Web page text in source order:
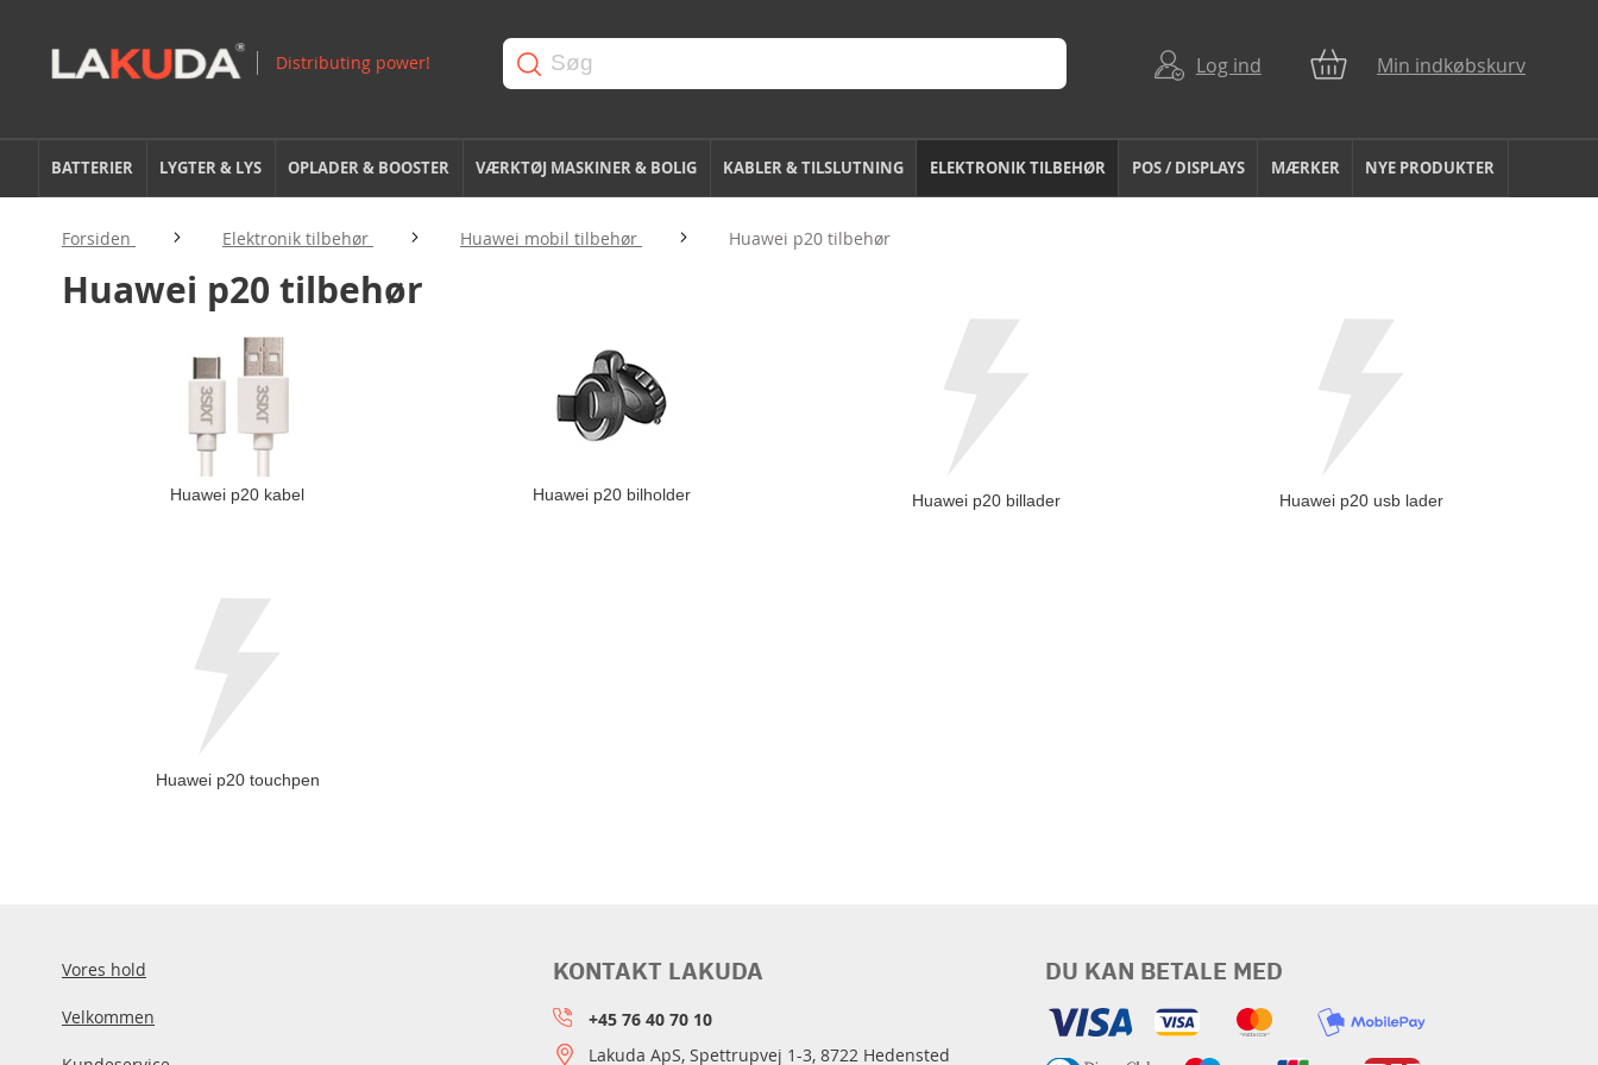
Log ind Min indkøbskurv
BATTERIER LYGTER & LYS OPLADER & BOOSTER VÆRKTØJ MASKINER & BOLIG KABLER & TILSLUTNING ELEKTRONIK TILBEHØR POS / DISPLAYS MÆRKER NYE PRODUKTER
Forsiden Elektronik tilbehør Huawei mobil tilbehør Huawei p20 tilbehør
Huawei p20 tilbehør
Huawei p20 kabel Huawei p20 bilholder Huawei p20 billader Huawei p20 usb lader
Huawei p20 touchpen
Vores hold
Velkommen
DU KAN BETALE MED
KONTAKT LAKUDA
+45 76 40 70 10
Lakuda ApS, Spettrupvej 1-3, 8722 Hedensted